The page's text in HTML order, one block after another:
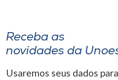
A-
Receba as
novidades da
Usaremos seus dados